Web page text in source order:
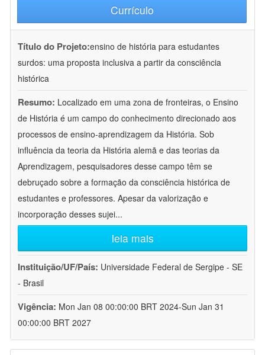
Currículo
Título do Projeto:ensino de história para estudantes
surdos: uma proposta inclusiva a partir da consciência
histórica
Resumo: Localizado em uma zona de fronteiras, o Ensino
de História é um campo do conhecimento direcionado aos
processos de ensino-aprendizagem da História. Sob
influência da teoria da História alemã e das teorias da
Aprendizagem, pesquisadores desse campo têm se
debruçado sobre a formação da consciência histórica de
estudantes e professores. Apesar da valorização e
incorporação desses sujei...
leia mais
Instituição/UF/País: Universidade Federal de Sergipe - SE
- Brasil
Vigência: Mon Jan 08 00:00:00 BRT 2024-Sun Jan 31
00:00:00 BRT 2027